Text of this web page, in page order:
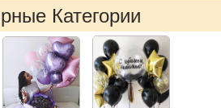
Категории